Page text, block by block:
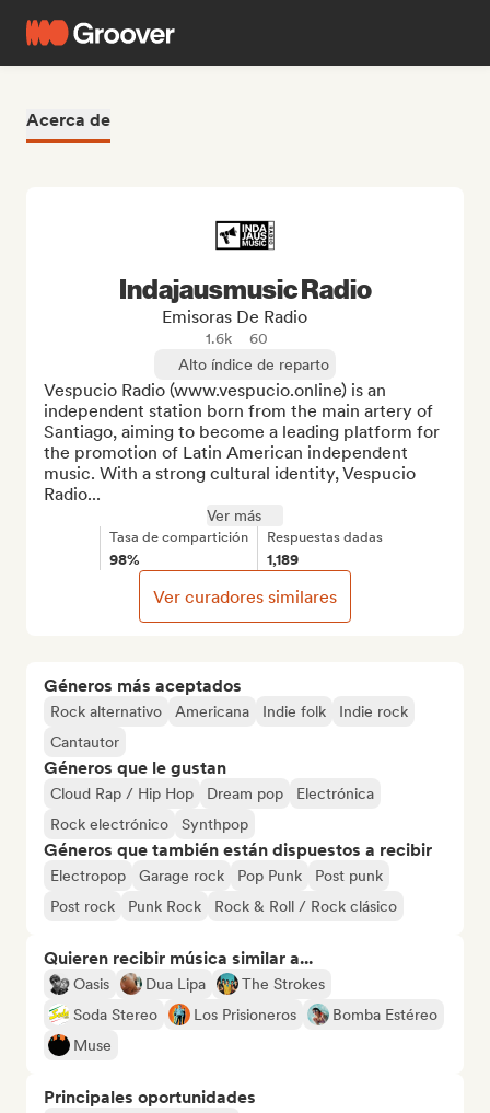
Acerca de
Géneros más aceptados
Rock alternativo Americana Indie folk
Indie rock
Cantautor
Géneros que le gustan
Cloud Rap / Hip Hop Dream pop
Electrónica
Rock electrónico
Synthpop
Géneros que también están dispuestos a recibir
Electropop Garage rock Pop Punk
Post punk
Post rock
Punk Rock Rock & Roll / Rock clásico
Quieren recibir música similar a...
Oasis Dua Lipa
The Strokes
Soda Stereo
Los Prisioneros
Bomba Estéreo
Muse
Principales oportunidades
Indajausmusic Radio
Emisoras De Radio
1.6k
60
Alto índice de reparto
Vespucio Radio (www.vespucio.online) is an
independent station born from the main artery of
Santiago, aiming to become a leading platform for
the promotion of Latin American independent
music. With a strong cultural identity, Vespucio
Radio...
Ver más
Tasa de compartición
98%
Respuestas dadas
1,189
Ver curadores similares